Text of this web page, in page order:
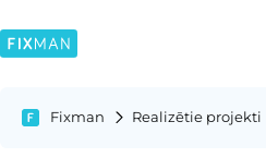
Fixman Realizētie projekti